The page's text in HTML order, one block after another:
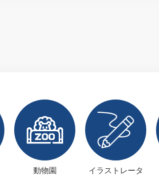
動物園
イラストレータ